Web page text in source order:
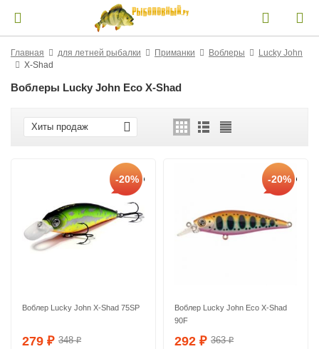
Главная для летней рыбалки Приманки Воблеры
Lucky John
X-Shad
Воблеры Lucky John Eco X-Shad
Хиты продаж
-20%
Воблер Lucky John X-Shad 75SP
279 ₽ 348₽
-20%
Воблер Lucky John Eco X-Shad
90F
292 ₽ 363₽